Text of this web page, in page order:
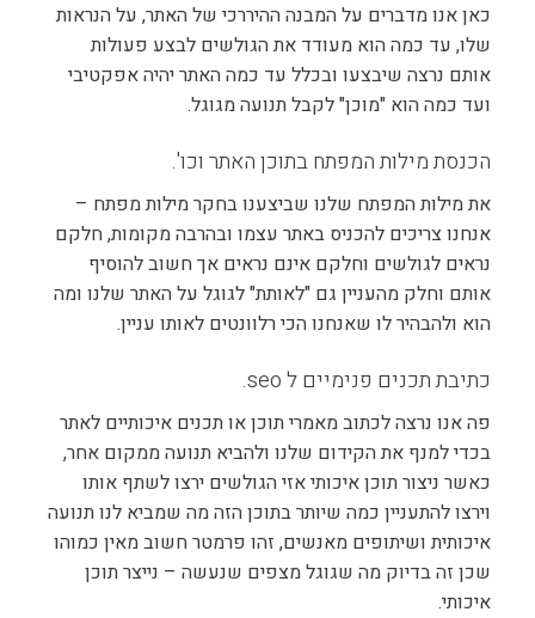
כאן אנו מדברים על המבנה ההיררכי של האתר, על הנראות
שלו, עד כמה הוא מעודד את הגולשים לבצע פעולות
אותם נרצה שיבצעו ובכלל עד כמה האתר יהיה אפקטיבי
ועד כמה הוא "מוכן" לקבל תנועה מגוגל.
הכנסת מילות המפתח בתוכן האתר וכו'.
את מילות המפתח שלנו שביצענו בחקר מילות מפתח –
אנחנו צריכים להכניס באתר עצמו ובהרבה מקומות, חלקם
נראים לגולשים וחלקם אינם נראים אך חשוב להוסיף
אותם וחלק מהעניין גם "לאותת" לגוגל על האתר שלנו ומה
הוא ולהבהיר לו שאנחנו הכי רלוונטים לאותו עניין.
כתיבת תכנים פנימיים ל seo.
פה אנו נרצה לכתוב מאמרי תוכן או תכנים איכותיים לאתר
בכדי למנף את הקידום שלנו ולהביא תנועה ממקום אחר,
כאשר ניצור תוכן איכותי אזי הגולשים ירצו לשתף אותו
וירצו להתעניין כמה שיותר בתוכן הזה מה שמביא לנו תנועה
איכותית ושיתופים מאנשים, זהו פרמטר חשוב מאין כמוהו
שכן זה בדיוק מה שגוגל מצפים שנעשה – נייצר תוכן
איכותי.